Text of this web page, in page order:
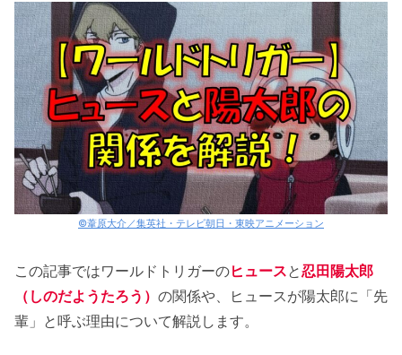
©葦原大介／集英社・テレビ朝日・東映アニメーション
この記事ではワールドトリガーのヒュースと忍田陽太郎
（しのだようたろう） の関係や、ヒュースが陽太郎に「先
輩」と呼ぶ理由について解説します。